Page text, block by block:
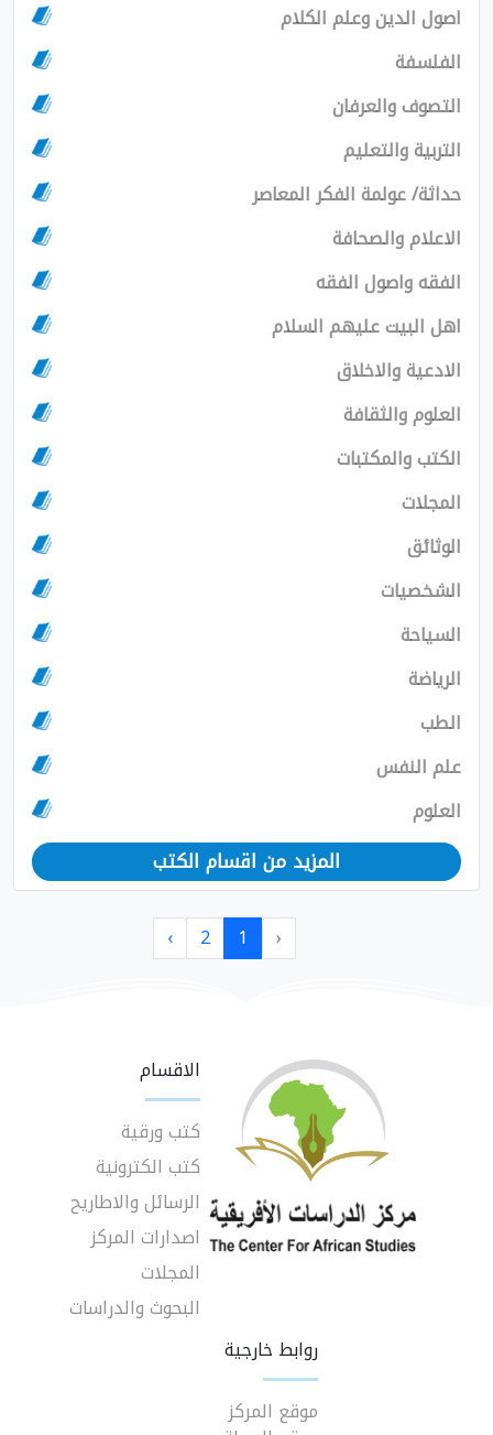
اصول الدين وعلم الكلام
الفلسفة
التصوف والعرفان
التربية والتعليم
حداثة/ عولمة الفكر المعاصر
الاعلام والصحافة
الفقه واصول الفقه
اهل البيت عليهم السلام
الادعية والاخلاق
العلوم والثقافة
الكتب والمكتبات
المجلات
الوثائق
الشخصيات
السياحة
الرياضة
الطب
علم النفس
العلوم
المزيد من اقسام الكتب
‹
1
2
›
الاقسام
كتب ورقية
كتب الكترونية
الرسائل والاطاريح
اصدارات المركز
المجلات
البحوث والدراسات
روابط خارجية
موقع المركز